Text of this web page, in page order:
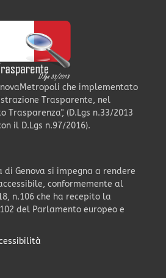
che implementato
Trasparente, nel
Trasparenza", (D.Lgs n.33/2013
il D.Lgs n.97/2016).
Genova si impegna a rendere
conformemente al
n.106 che ha recepito la
del Parlamento europeo e